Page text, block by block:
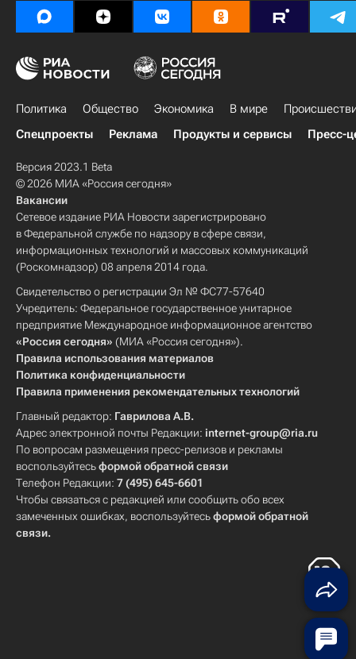
Политика Общество Экономика В мире
Спецпроекты
Реклама Продукты и сервисы Пресс-
Версия 2023.1 Beta
© 2026 МИА «Россия сегодня»
Вакансии
Сетевое издание РИА Новости зарегистрировано
в Федеральной службе по надзору в сфере связи,
информационных технологий и массовых коммуникаций
(Роскомнадзор) 08 апреля 2014 года.
Свидетельство о регистрации Эл № ФС77-57640
Учредитель: Федеральное государственное унитарное
предприятие Международное информационное агентство
«Россия сегодня» (МИА «Россия сегодня»).
Правила использования материалов
Политика конфиденциальности
Правила применения рекомендательных технологий
Главный редактор: Гаврилова А.В.
Адрес электронной почты Редакции: internet-group@ria.ru
По вопросам размещения пресс-релизов и рекламы
воспользуйтесьформой обратной связи
Телефон Редакции: 7 (495) 645-6601
Чтобы связаться с редакцией или сообщить обо всех
замеченных ошибках, воспользуйтесьформой обратной
связи.